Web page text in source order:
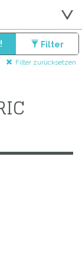
Filter
Filter zurücksetzen